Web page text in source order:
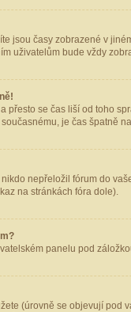
jsou časy zobrazené v
uživatelům bude vždy
přesto se čas liší od toho
je čas špatně
nepřeložil fórum do
na stránkách fóra dole).
panelu pod
(úrovně se objevují